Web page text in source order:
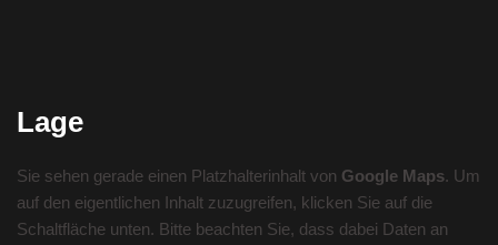
Lage
Sie sehen gerade einen Platzhalterinhalt von Google Maps. Um
auf den eigentlichen Inhalt zuzugreifen, klicken Sie auf die
Schaltfläche unten. Bitte beachten Sie, dass dabei Daten an